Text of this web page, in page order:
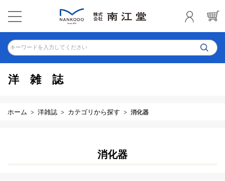
キーワードを入力してください
洋雑誌
ホーム 洋雑誌 カテゴリから探す 消化器
消化器